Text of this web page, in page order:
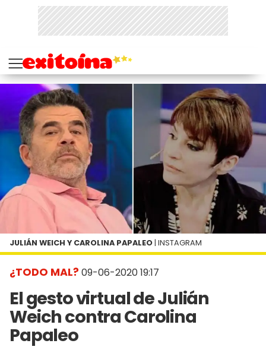
¿TODO MAL? 09-06-2020 19:17
El gesto virtual de Julián
Weich contra Carolina
Papaleo
JULIÁN WEICH Y CAROLINA PAPALEO | INSTAGRAM